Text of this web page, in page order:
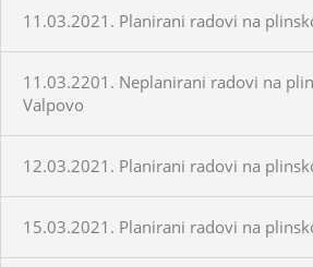
11.03.2021. Planirani radovi na
11.03.2201. Neplanirani radovi na
Valpovo
12.03.2021. Planirani radovi na
15.03.2021. Planirani radovi na